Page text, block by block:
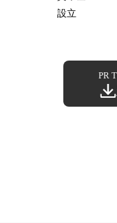
設立
PR